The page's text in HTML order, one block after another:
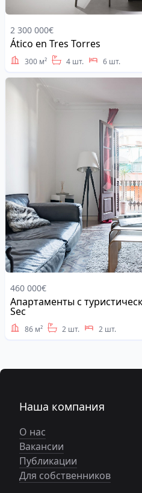
2 300 000€
Address
Ático en Tres Torres
300 м² 4 шт. 6 шт.
460 000€
Address
Апартаменты с
Sec
86 м² 2 шт. 2 шт.
Наша компания
О нас
Вакансии
Публикации
Для собственников